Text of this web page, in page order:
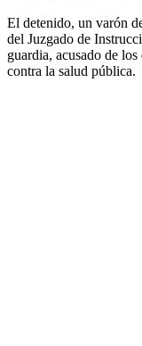
El detenido, un varón
del Juzgado de
guardia, acusado de
contra la salud pública.